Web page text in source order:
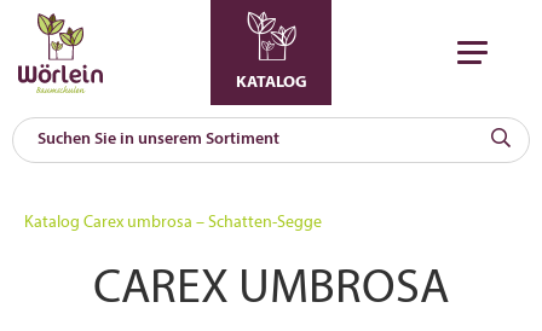
KATALOG
Katalog Carex umbrosa – Schatten-Segge
CAREX UMBROSA